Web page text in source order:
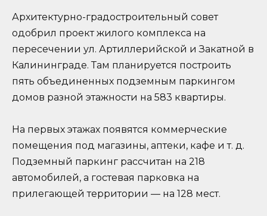
Архитектурно-градостроительный совет
одобрил проект жилого комплекса на
пересечении ул. Артиллерийской и Закатной в
Калининграде. Там планируется построить
пять объединенных подземным паркингом
домов разной этажности на 583 квартиры.
На первых этажах появятся коммерческие
помещения под магазины, аптеки, кафе и т. д.
Подземный паркинг рассчитан на 218
автомобилей, а гостевая парковка на
прилегающей территории — на 128 мест.